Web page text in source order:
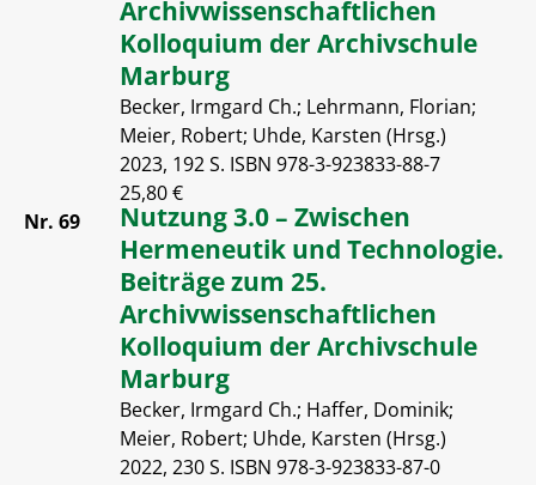
Archivwissenschaftlichen
Kolloquium der Archivschule
Marburg
Becker, Irmgard Ch.; Lehrmann, Florian;
Meier, Robert; Uhde, Karsten (Hrsg.)
2023, 192 S. ISBN 978-3-923833-88-7
25,80 €
Nr. 69
Nutzung 3.0 – Zwischen
Hermeneutik und Technologie.
Beiträge zum 25.
Archivwissenschaftlichen
Kolloquium der Archivschule
Marburg
Becker, Irmgard Ch.; Haffer, Dominik;
Meier, Robert; Uhde, Karsten (Hrsg.)
2022, 230 S. ISBN 978-3-923833-87-0